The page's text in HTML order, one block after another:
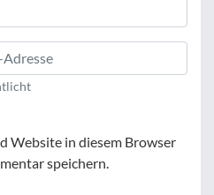
Website in diesem Browser
speichern.